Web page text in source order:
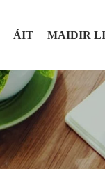
ÁIT MAIDIR